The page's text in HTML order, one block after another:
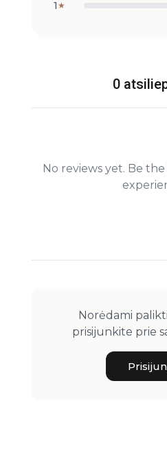
1 ★
0
No reviews yet. Be
Norėdami
prisijunkite prie